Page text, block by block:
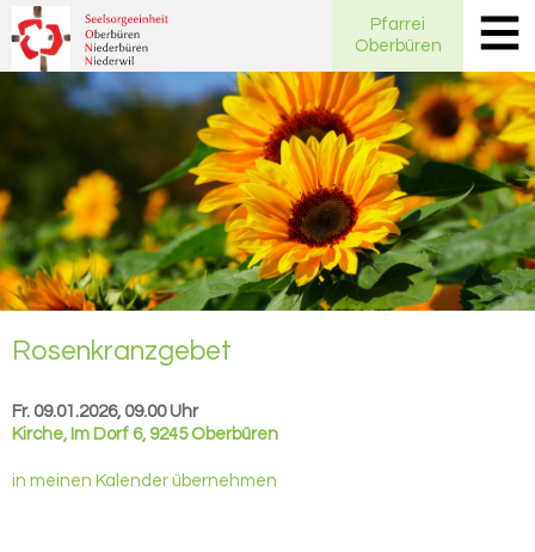
Pfarrei
Oberbüren
Ro­sen­kranz­ge­bet
Fr. 09.01.2026, 09.00 Uhr
Kirche, Im Dorf 6, 9245 Oberbüren
in meinen Kalender übernehmen